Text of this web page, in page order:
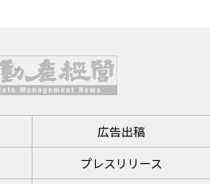
広告出稿
プレスリリース